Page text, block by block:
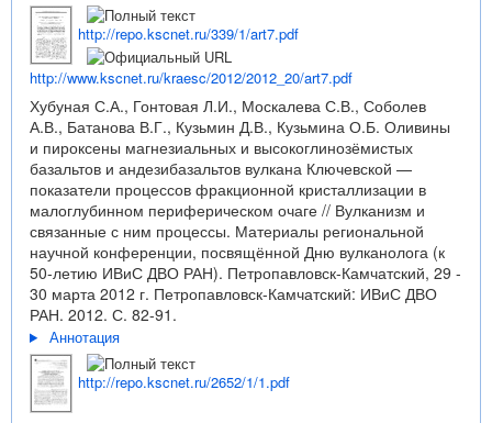
http://repo.kscnet.ru/339/1/art7.pdf
http://www.kscnet.ru/kraesc/2012/2012_20/art7.pdf
Хубуная С.А., Гонтовая Л.И., Москалева С.В., Соболев
А.В., Батанова В.Г., Кузьмин Д.В., Кузьмина О.Б. Оливины
и пироксены магнезиальных и высокоглинозёмистых
базальтов и андезибазальтов вулкана Ключевской —
показатели процессов фракционной кристаллизации в
малоглубинном периферическом очаге // Вулканизм и
связанные с ним процессы. Материалы региональной
научной конференции, посвящённой Дню вулканолога (к
50-летию ИВиС ДВО РАН). Петропавловск-Камчатский, 29 -
30 марта 2012 г. Петропавловск-Камчатский: ИВиС ДВО
РАН. 2012. С. 82-91.
Аннотация
http://repo.kscnet.ru/2652/1/1.pdf